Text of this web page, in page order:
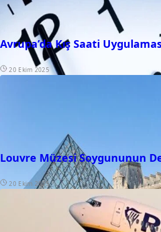
Avrupa’da Kış Saati
20 Ekim 2025
Louvre Müzesi Soygununun
20 Ekim 2025